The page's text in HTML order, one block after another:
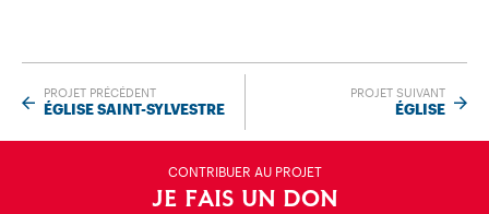
PROJET PRÉCÉDENT
ÉGLISE SAINT-SYLVESTRE
PROJET SUIVANT
ÉGLISE
CONTRIBUER AU PROJET
JE FAIS UN DON